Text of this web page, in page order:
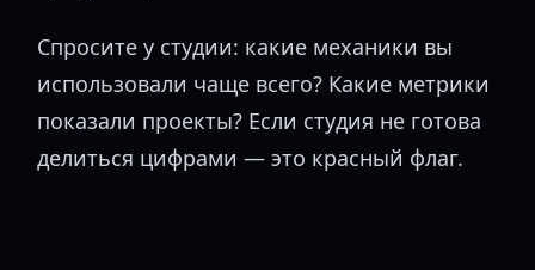
Спросите у студии: какие механики вы
использовали чаще всего? Какие метрики
показали проекты? Если студия не готова
делиться цифрами — это красный флаг.